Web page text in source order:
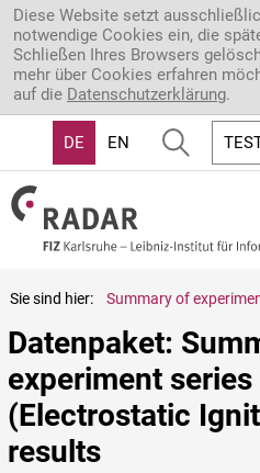
Direkt zum Inhalt
Diese Website setzt
notwendige Cookies ein, die
Schließen Ihres Browsers
mehr über Cookies erfahren
auf die Datenschutzerklärung.
DE EN
Sie sind hier:
Datenpaket:
experiment series
(Electrostatic
results